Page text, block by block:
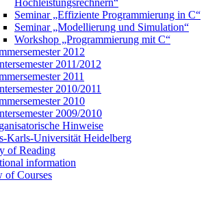
Hochleistungsrechnern“
Seminar „Effiziente Programmierung in C“
Seminar „Modellierung und Simulation“
Workshop „Programmierung mit C“
2012
2011/2012
2011
2010/2011
2010
2009/2010
Hinweise
Karls-Universität Heidelberg
of Reading
information
of Courses